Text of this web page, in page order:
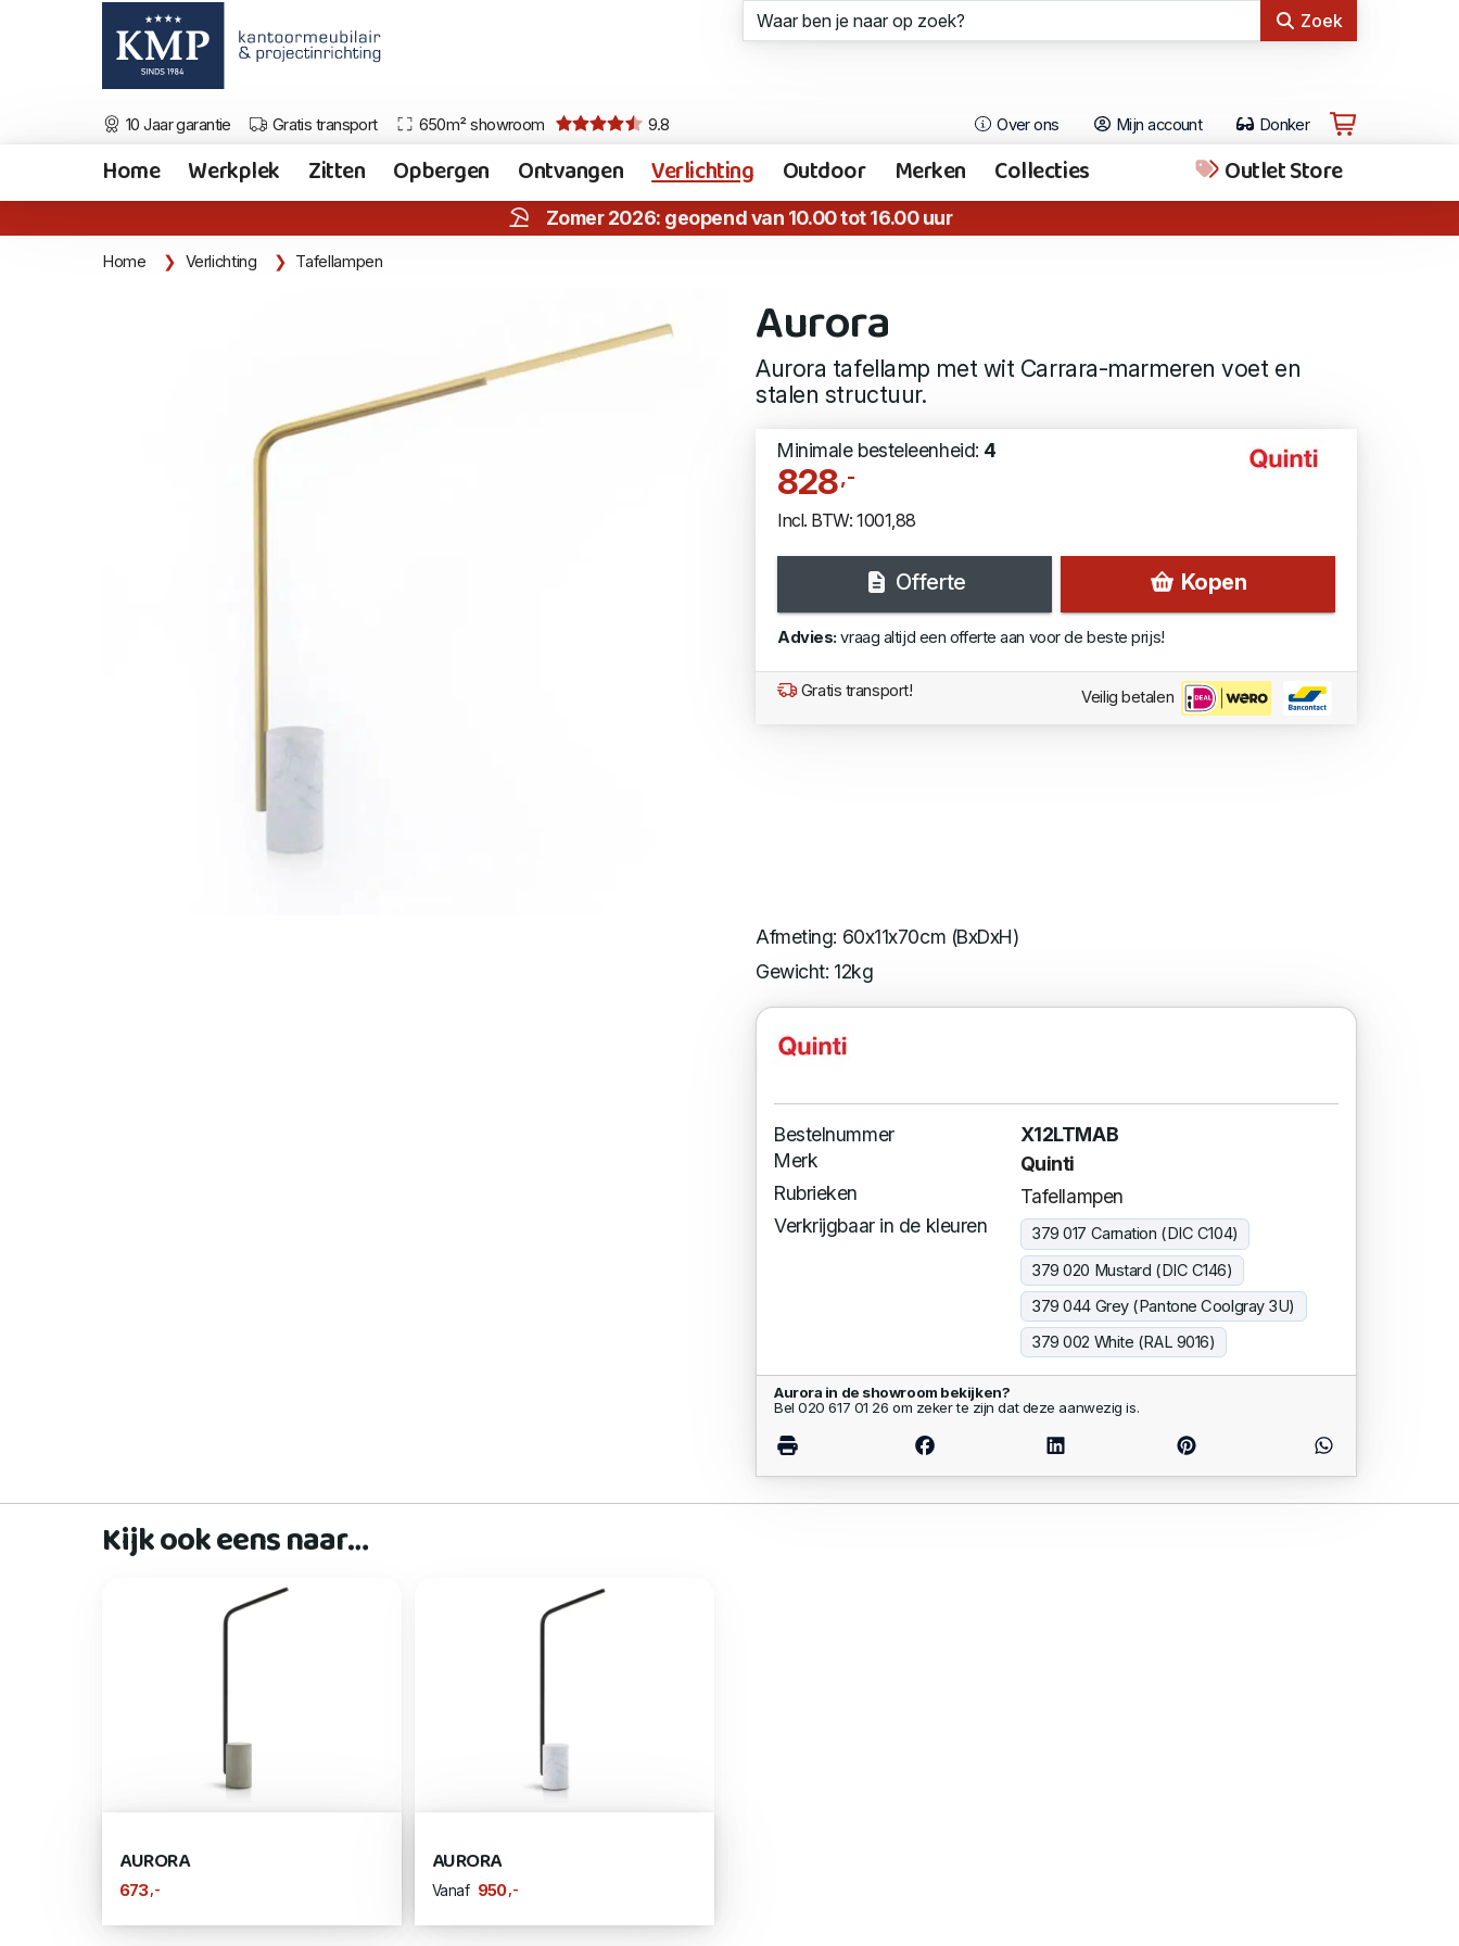
Zoek
10 Jaar garantie Gratis transport 650m² showroom 9.8 Over ons Mijn account Donker
Home Werkplek Zitten Opbergen Ontvangen Verlichting Outdoor Merken Collecties Outlet Store
Zomer 2026: geopend van 10.00 tot 16.00 uur
Home Verlichting Tafellampen
Aurora
Aurora tafellamp met wit Carrara-marmeren voet en
stalen structuur.
Minimale besteleenheid: 4
828,-
Incl. BTW: 1001,88
Offerte Kopen
Advies: vraag altijd een offerte aan voor de beste prijs!
Gratis transport! Veilig betalen
Afmeting: 60x11x70cm (BxDxH)
Gewicht: 12kg
Bestelnummer
X12LTMAB
Merk
Quinti
Rubrieken
Tafellampen
Verkrijgbaar in de kleuren
379 017 Carnation (DIC C104)
379 020 Mustard (DIC C146)
379 044 Grey (Pantone Coolgray 3U)
379 002 White (RAL 9016)
Aurora in de showroom bekijken?
Bel 020 617 01 26 om zeker te zijn dat deze aanwezig is.
Kijk ook eens naar…
AURORA
673 ,-
AURORA
Vanaf 950 ,-